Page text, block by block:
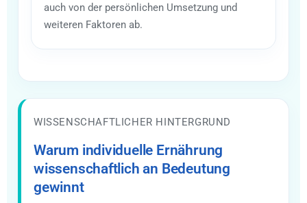
auch von der persönlichen Umsetzung und
weiteren Faktoren ab.
WISSENSCHAFTLICHER HINTERGRUND
Warum individuelle Ernährung
wissenschaftlich an Bedeutung
gewinnt